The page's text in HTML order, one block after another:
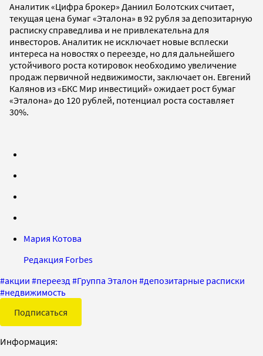
Аналитик «Цифра брокер» Даниил Болотских считает,
текущая цена бумаг «Эталона» в 92 рубля за депозитарную
расписку справедлива и не привлекательна для
инвесторов. Аналитик не исключает новые всплески
интереса на новостях о переезде, но для дальнейшего
устойчивого роста котировок необходимо увеличение
продаж первичной недвижимости, заключает он. Евгений
Калянов из «БКС Мир инвестиций» ожидает рост бумаг
«Эталона» до 120 рублей, потенциал роста составляет
30%.
Мария Котова
Редакция Forbes
#акции #переезд#Группа Эталон #депозитарные расписки
#недвижимость
Подписаться
Информация: